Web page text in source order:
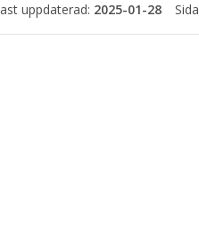
uppdaterad: 2025-01-28